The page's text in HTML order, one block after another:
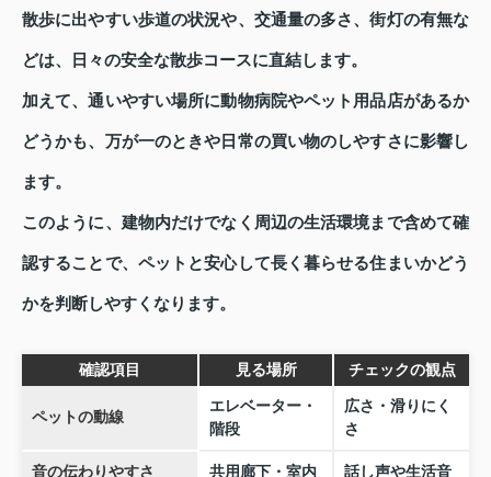
散歩に出やすい歩道の状況や、交通量の多さ、街灯の有無な
どは、日々の安全な散歩コースに直結します。
加えて、通いやすい場所に動物病院やペット用品店があるか
どうかも、万が一のときや日常の買い物のしやすさに影響し
ます。
このように、建物内だけでなく周辺の生活環境まで含めて確
認することで、ペットと安心して長く暮らせる住まいかどう
かを判断しやすくなります。
確認項目 見る場所 チェックの観点
ペットの動線
エレベーター・
階段
広さ・滑りにく
さ
音の伝わりやすさ 共用廊下・室内 話し声や生活音